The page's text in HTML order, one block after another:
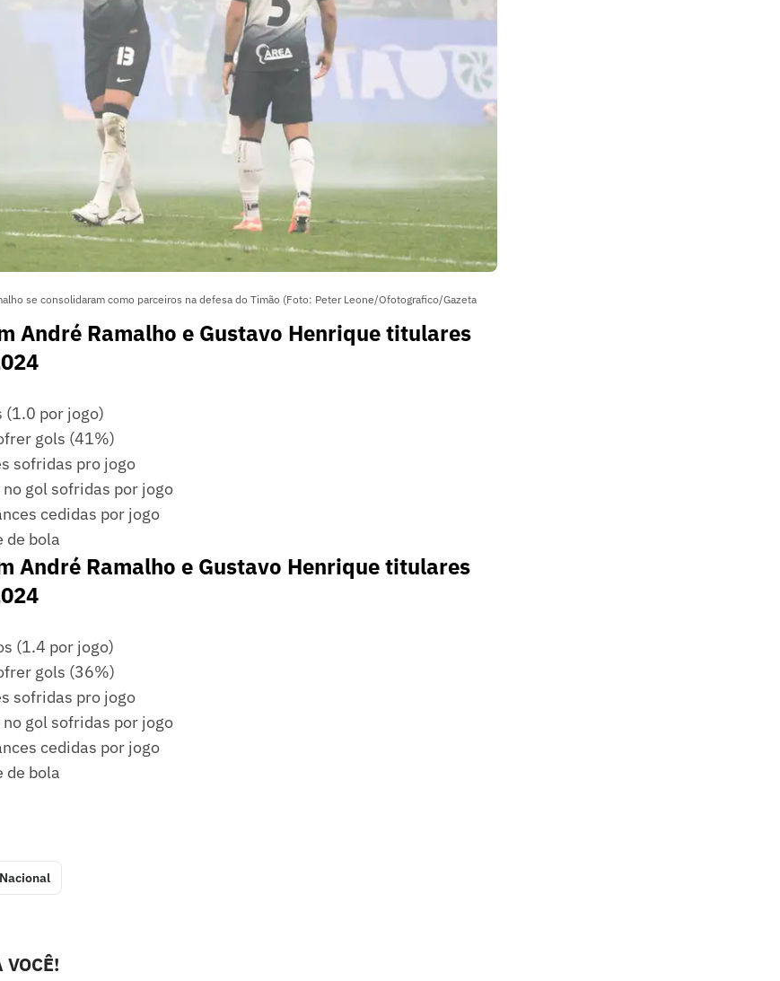
se consolidaram como parceiros na defesa do Timão (Foto: Peter Leone/Ofotografico/Gazeta
André Ramalho e Gustavo Henrique titulares
(1.0 por jogo)
gols (41%)
sofridas pro jogo
gol sofridas por jogo
cedidas por jogo
de bola
André Ramalho e Gustavo Henrique titulares
(1.4 por jogo)
gols (36%)
sofridas pro jogo
gol sofridas por jogo
cedidas por jogo
de bola
VOCÊ!